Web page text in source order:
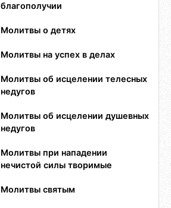
благополучии
Молитвы о детях
Молитвы на успех в делах
Молитвы об исцелении телесных
недугов
Молитвы об исцелении душевных
недугов
Молитвы при нападении
нечистой силы творимые
Молитвы святым